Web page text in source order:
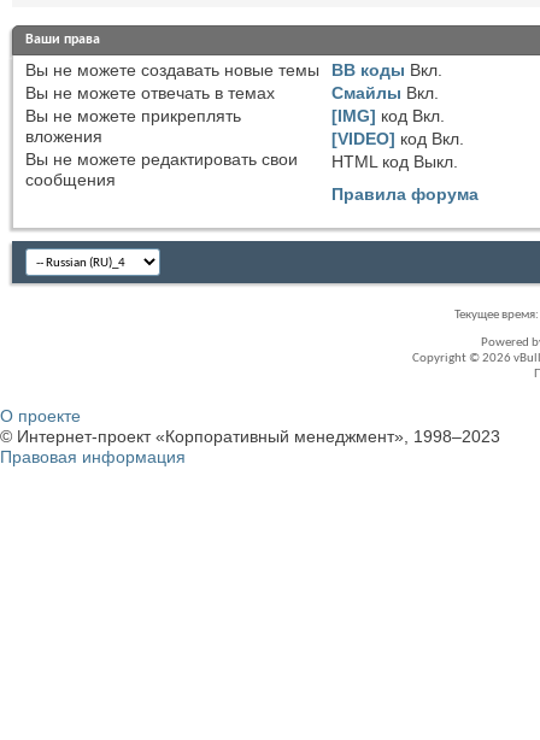
Ваши права
Вы не можете создавать новые темы
Вы не можете отвечать в темах
Вы не можете прикреплять
вложения
Вы не можете редактировать свои
сообщения
BB коды Вкл.
Смайлы Вкл.
[IMG] код Вкл.
[VIDEO] код Вкл.
HTML код Выкл.
Правила форума
Текущее время:
Powered
Copyright © 2026
О проекте
© Интернет-проект «Корпоративный менеджмент», 1998–2023
Правовая информация